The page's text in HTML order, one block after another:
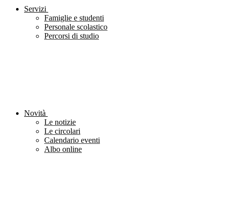
Servizi
Famiglie e studenti
Personale scolastico
Percorsi di studio
Novità
Le notizie
Le circolari
Calendario eventi
Albo online